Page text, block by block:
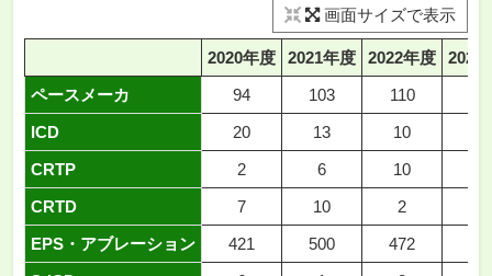
画面サイズで表示
2020年度 2021年度 2022年度
2023
ペースメーカ
94 103 110
ICD
20 13 10
CRTP
2 6 10
CRTD
7 10 2
EPS・アブレーション
421 500 472